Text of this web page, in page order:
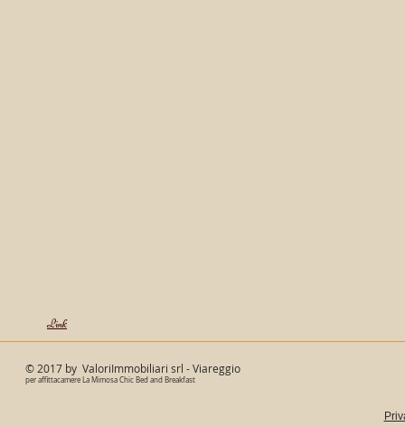
Link
© 2017 by ValoriImmobiliari srl - Viareggio
per affittacamere La Mimosa Chic Bed and Breakfast